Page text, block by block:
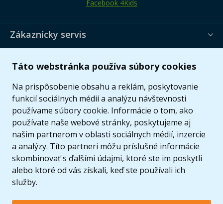
Táto webstránka používa súbory cookies
Na prispôsobenie obsahu a reklám, poskytovanie
funkcií sociálnych médií a analýzu návštevnosti
používame súbory cookie. Informácie o tom, ako
používate naše webové stránky, poskytujeme aj
našim partnerom v oblasti sociálnych médií, inzercie
a analýzy. Títo partneri môžu príslušné informácie
skombinovať s ďalšími údajmi, ktoré ste im poskytli
alebo ktoré od vás získali, keď ste používali ich
služby.
Facebook 4Kids
Zákaznícky servis